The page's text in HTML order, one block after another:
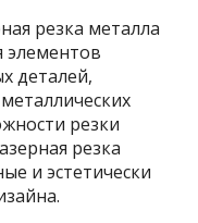
резка металла
элементов
деталей,
резки
резка
и эстетически